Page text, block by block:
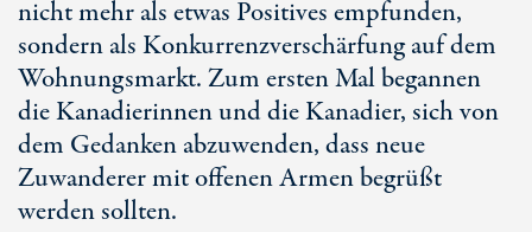
nicht mehr als etwas Positives empfunden,
sondern als Konkurrenzverschärfung auf dem
Wohnungsmarkt. Zum ersten Mal begannen
die Kanadierinnen und die Kanadier, sich von
dem Gedanken abzuwenden, dass neue
Zuwanderer mit offenen Armen begrüßt
werden sollten.